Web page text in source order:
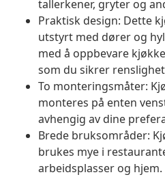
tallerkener, gryter og
Praktisk design: Dette
utstyrt med dører og
med å oppbevare
som du sikrer
To monteringsmåter:
monteres på enten
avhengig av dine
Brede bruksområder:
brukes mye i
arbeidsplasser og hjem.